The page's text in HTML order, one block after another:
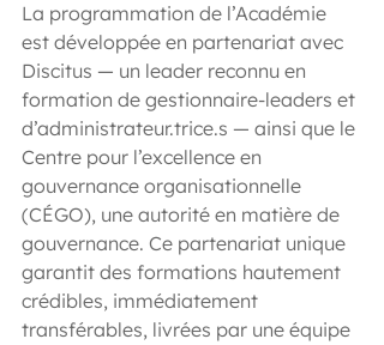
La programmation de l’Académie
est développée en partenariat avec
Discitus — un leader reconnu en
formation de gestionnaire-leaders et
d’administrateur.trice.s — ainsi que le
Centre pour l’excellence en
gouvernance organisationnelle
(CÉGO), une autorité en matière de
gouvernance. Ce partenariat unique
garantit des formations hautement
crédibles, immédiatement
transférables, livrées par une équipe